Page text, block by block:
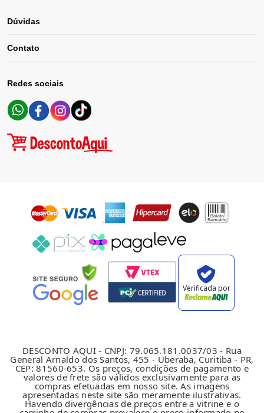
Dúvidas
Contato
Redes sociais
Verificada por
DESCONTO AQUI - CNPJ: 79.065.181.0037/03 - Rua
General Arnaldo dos Santos, 455 - Uberaba, Curitiba - PR,
CEP: 81560-653. Os preços, condições de pagamento e
valores de frete são válidos exclusivamente para as
compras efetuadas em nosso site. As imagens
apresentadas neste site são meramente ilustrativas.
Havendo divergências de preços entre a vitrine e o